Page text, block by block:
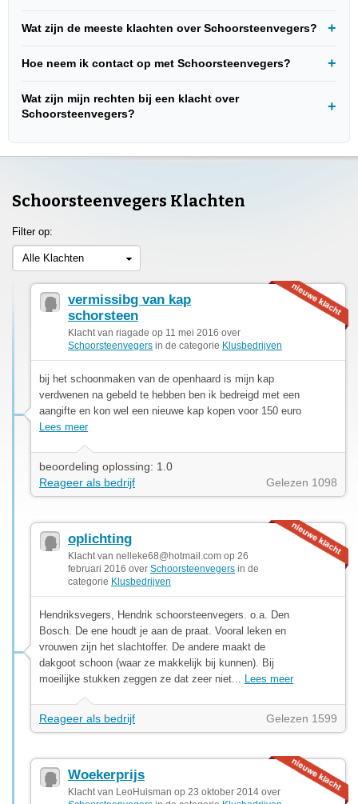
Wat zijn de meeste klachten over Schoorsteenvegers?
Hoe neem ik contact op met Schoorsteenvegers?
Wat zijn mijn rechten bij een klacht over
Schoorsteenvegers?
Schoorsteenvegers Klachten
Filter op:
Alle Klachten
vermissibg van kap
schorsteen
Klacht van riagade op 11 mei 2016 over
Schoorsteenvegers in de categorie Klusbedrijven
bij het schoonmaken van de openhaard is mijn kap
verdwenen na gebeld te hebben ben ik bedreigd met een
aangifte en kon wel een nieuwe kap kopen voor 150 euro
Lees meer
beoordeling oplossing: 1.0
Reageer als bedrijf
Gelezen 1098
oplichting
Klacht van nelleke68@hotmail.com op 26
februari 2016 over Schoorsteenvegers in de
categorie Klusbedrijven
Hendriksvegers, Hendrik schoorsteenvegers. o.a. Den
Bosch. De ene houdt je aan de praat. Vooral leken en
vrouwen zijn het slachtoffer. De andere maakt de
dakgoot schoon (waar ze makkelijk bij kunnen). Bij
moeilijke stukken zeggen ze dat zeer niet... Lees meer
Reageer als bedrijf Gelezen 1599
Woekerprijs
Klacht van LeoHuisman op 23 oktober 2014 over